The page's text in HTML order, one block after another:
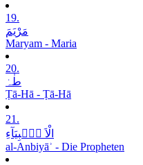
19.
مَرْیَمَ
Maryam - Maria
20.
طٰہٰ
Ṭā-Hā - Ṭā-Hā
21.
الْاَ نۡۢبِیَآءِ
al-Anbiyāʾ - Die Propheten